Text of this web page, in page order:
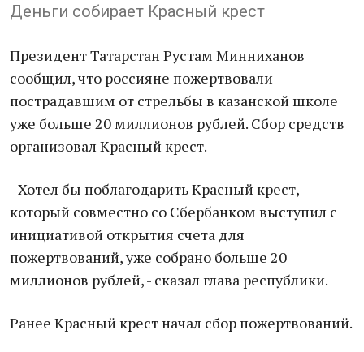
Деньги собирает Красный крест
Президент Татарстан Рустам Минниханов
сообщил, что россияне пожертвовали
пострадавшим от стрельбы в казанской школе
уже больше 20 миллионов рублей. Сбор средств
организовал Красный крест.
- Хотел бы поблагодарить Красный крест,
который совместно со Сбербанком выступил с
инициативой открытия счета для
пожертвований, уже собрано больше 20
миллионов рублей, - сказал глава республики.
Ранее Красный крест начал сбор пожертвований.